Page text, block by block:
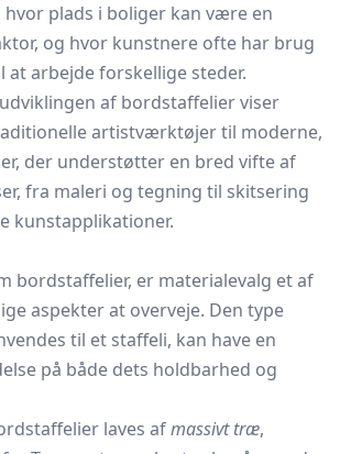
hvor plads i boliger kan være en
og hvor kunstnere ofte har brug
arbejde forskellige steder.
af bordstaffelier viser
artistværktøjer til moderne,
der understøtter en bred vifte af
fra maleri og tegning til skitsering
kunstapplikationer.
bordstaffelier, er materialevalg et af
aspekter at overveje. Den type
til et staffeli, kan have en
på både dets holdbarhed og
laves afmassivt træ,